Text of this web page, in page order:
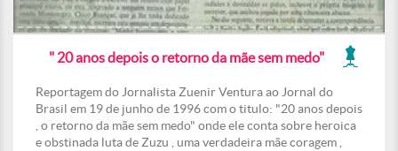
" 20 anos depois o retorno da mãe sem medo"
Reportagem do Jornalista Zuenir Ventura ao Jornal do
Brasil em 19 de junho de 1996 com o titulo: "20 anos depois
, o retorno da mãe sem medo" onde ele conta sobre heroica
e obstinada luta de Zuzu , uma verdadeira mãe coragem ,